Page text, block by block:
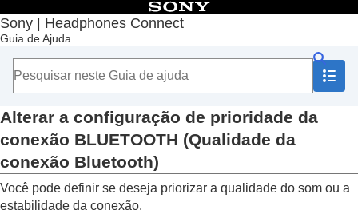
Sony | Headphones Connect
Guia de Ajuda
Índice
Início
Introdução
Como usar
Sobre o Painel “Sony | Headphones Connect”
Funções exibidas na guia [Status]
Funções exibidas na guia [Som]
Usar Config. rápidas de som
Ajuste da função de cancelamento de ruído e
modo de som ambiente (Controle som
ambiente)
Falar com alguém enquanto usa os fones de
Alterar a configuração de prioridade da
conexão BLUETOOTH (Qualidade da
conexão Bluetooth)
Você pode definir se deseja priorizar a qualidade do som ou a
estabilidade da conexão.